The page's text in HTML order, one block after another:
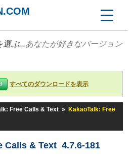
選ぶ...あなたが好きなバージョン
すべてのダウンロードを表示
Free Calls & Text »
KakaoTalk: Free
Calls & Text 4.7.6-181